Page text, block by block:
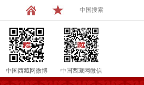
中国搜索
中国西藏网微博 中国西藏网微信